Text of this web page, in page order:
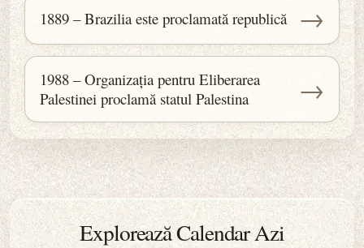
1889 – Brazilia este proclamată republică →
1988 – Organizația pentru Eliberarea
Palestinei proclamă statul Palestina
→
Explorează Calendar Azi